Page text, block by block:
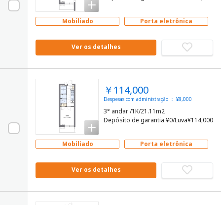
Mobiliado Porta eletrônica
Ver os detalhes
￥114,000
Despesas com administração ： ¥8,000
3° andar /1K/21.11m2
Depósito de garantia ¥0/Luva¥114,000
Mobiliado Porta eletrônica
Ver os detalhes